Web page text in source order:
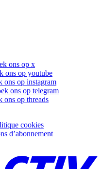
ons op x
ons op youtube
ons op instagram
ons op telegram
ons op threads
cookies
d’abonnement